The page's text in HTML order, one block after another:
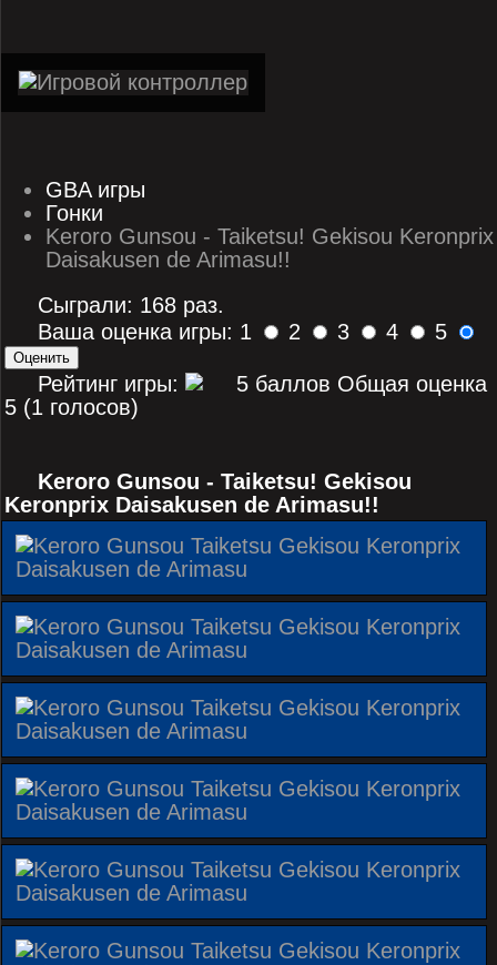
GBA игры
Гонки
Keroro Gunsou - Taiketsu! Gekisou Keronprix
Daisakusen de Arimasu!!
Сыграли: 168 раз.
Ваша оценка игры: 1
2 3 4 5
Рейтинг игры:
Общая оценка
5 (1 голосов)
Keroro Gunsou - Taiketsu! Gekisou
Keronprix Daisakusen de Arimasu!!